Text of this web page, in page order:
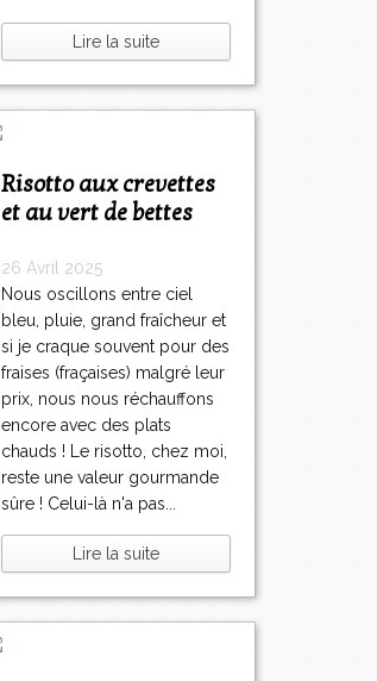
Lire la suite
Risotto aux crevettes
et au vert de bettes
26 Avril 2025
Nous oscillons entre ciel
bleu, pluie, grand fraîcheur et
si je craque souvent pour des
fraises (fraçaises) malgré leur
prix, nous nous réchauffons
encore avec des plats
chauds ! Le risotto, chez moi,
reste une valeur gourmande
sûre ! Celui-là n'a pas...
Lire la suite